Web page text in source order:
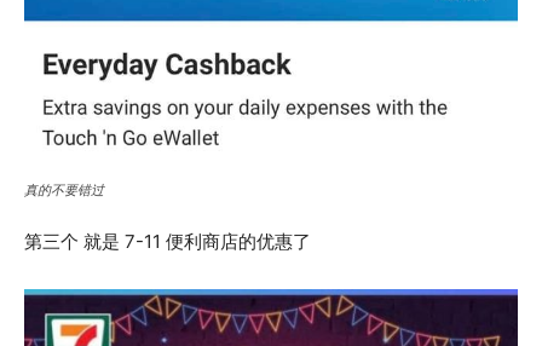
真的不要错过
第三个 就是 7-11 便利商店的优惠了